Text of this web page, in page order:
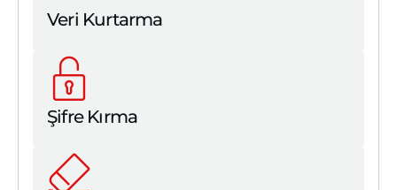
Veri Kurtarma
Şifre Kırma